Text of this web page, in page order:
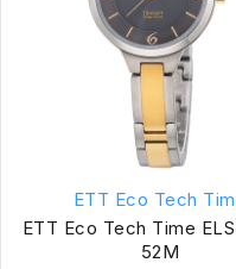
ETT Eco Tech
ETT Eco Tech Time
52M